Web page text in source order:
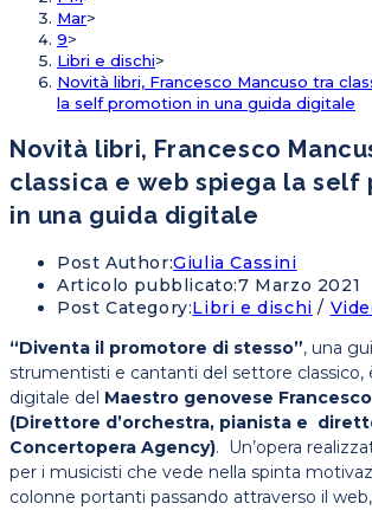
Mar>
9>
Libri e dischi>
Novità libri, Francesco Mancuso tra
la self promotion in una guida digitale
Novità libri, Francesco
classica e web spiega la self
in una guida digitale
Post Author:Giulia Cassini
Articolo pubblicato:7 Marzo 2021
Post Category:Libri e dischi /
“Diventa il promotore di stesso”, una
strumentisti e cantanti del settore classico,
digitale del Maestro genovese
(Direttore d’orchestra, pianista e
Concertopera Agency). Un’opera
per i musicisti che vede nella spinta
colonne portanti passando attraverso il